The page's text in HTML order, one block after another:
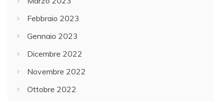
Febbraio 2023
Gennaio 2023
Dicembre 2022
Novembre 2022
Ottobre 2022